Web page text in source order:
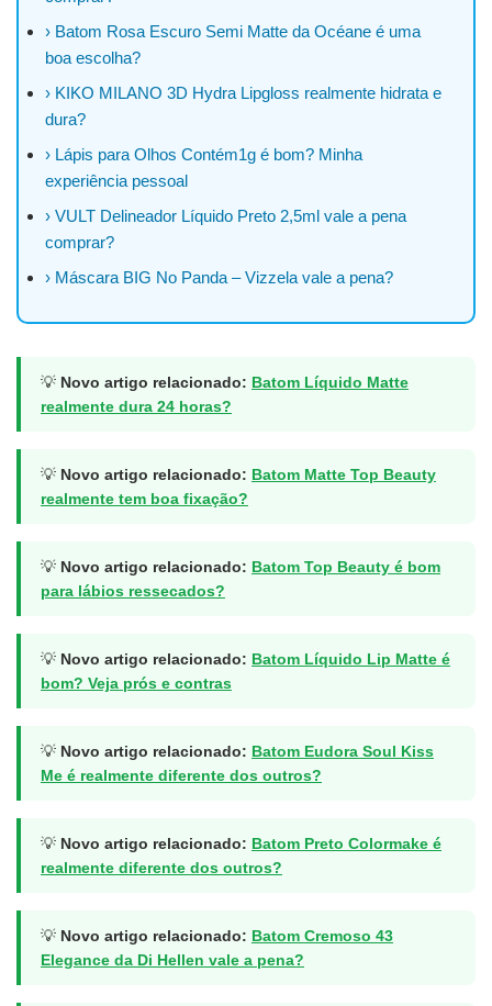
› Batom Rosa Escuro Semi Matte da Océane é uma
boa escolha?
› KIKO MILANO 3D Hydra Lipgloss realmente hidrata e
dura?
› Lápis para Olhos Contém1g é bom? Minha
experiência pessoal
› VULT Delineador Líquido Preto 2,5ml vale a pena
comprar?
› Máscara BIG No Panda – Vizzela vale a pena?
💡 Novo artigo relacionado: Batom Líquido Matte
realmente dura 24 horas?
💡 Novo artigo relacionado: Batom Matte Top Beauty
realmente tem boa fixação?
💡 Novo artigo relacionado: Batom Top Beauty é bom
para lábios ressecados?
💡 Novo artigo relacionado: Batom Líquido Lip Matte é
bom? Veja prós e contras
💡 Novo artigo relacionado: Batom Eudora Soul Kiss
Me é realmente diferente dos outros?
💡 Novo artigo relacionado: Batom Preto Colormake é
realmente diferente dos outros?
💡 Novo artigo relacionado: Batom Cremoso 43
Elegance da Di Hellen vale a pena?